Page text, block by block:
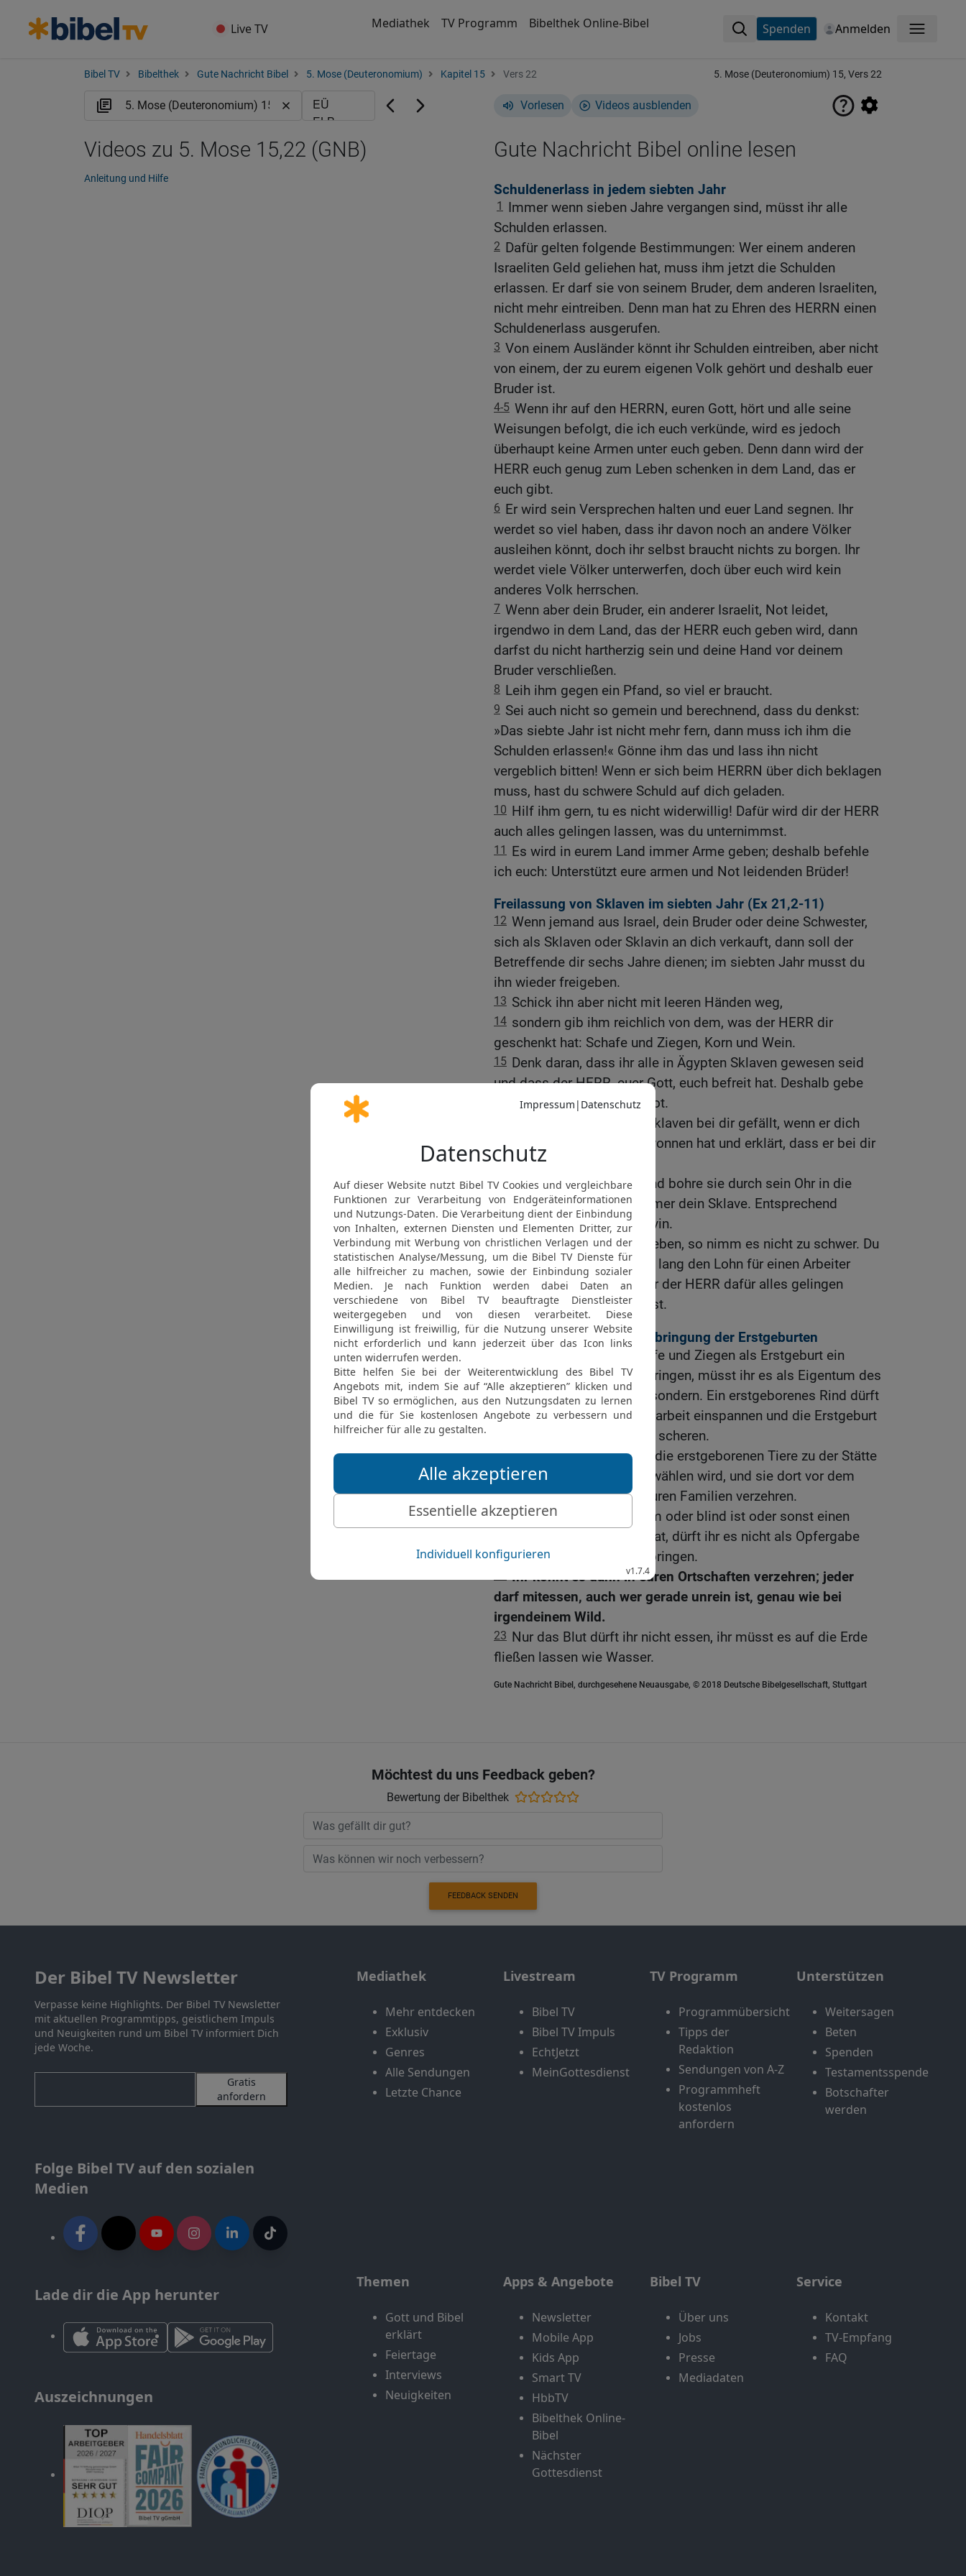
Live TV Mediathek TV Programm Bibelthek Online-Bibel Spenden Anmelden Menü
Bibel TV Bibelthek Gute Nachricht Bibel 5. Mose (Deuteronomium) Kapitel 15 Vers 22 5. Mose (Deuteronomium) 15, Vers 22
Vorlesen Videos ausblenden
Gute Nachricht Bibel online lesen
Schuldenerlass in jedem siebten Jahr
1
Immer wenn sieben Jahre vergangen sind, müsst ihr alle
Schulden erlassen.
2 Dafür gelten folgende Bestimmungen: Wer einem anderen
Israeliten Geld geliehen hat, muss ihm jetzt die Schulden
erlassen. Er darf sie von seinem Bruder, dem anderen Israeliten,
nicht mehr eintreiben. Denn man hat zu Ehren des HERRN einen
Schuldenerlass ausgerufen.
3 Von einem Ausländer könnt ihr Schulden eintreiben, aber nicht
von einem, der zu eurem eigenen Volk gehört und deshalb euer
Bruder ist.
4-5 Wenn ihr auf den HERRN, euren Gott, hört und alle seine
Weisungen befolgt, die ich euch verkünde, wird es jedoch
überhaupt keine Armen unter euch geben. Denn dann wird der
HERR euch genug zum Leben schenken in dem Land, das er
euch gibt.
6 Er wird sein Versprechen halten und euer Land segnen. Ihr
werdet so viel haben, dass ihr davon noch an andere Völker
ausleihen könnt, doch ihr selbst braucht nichts zu borgen. Ihr
werdet viele Völker unterwerfen, doch über euch wird kein
anderes Volk herrschen.
7 Wenn aber dein Bruder, ein anderer Israelit, Not leidet,
irgendwo in dem Land, das der HERR euch geben wird, dann
darfst du nicht hartherzig sein und deine Hand vor deinem
Bruder verschließen.
8 Leih ihm gegen ein Pfand, so viel er braucht.
9 Sei auch nicht so gemein und berechnend, dass du denkst:
»Das siebte Jahr ist nicht mehr fern, dann muss ich ihm die
Schulden erlassen!« Gönne ihm das und lass ihn nicht
vergeblich bitten! Wenn er sich beim HERRN über dich beklagen
muss, hast du schwere Schuld auf dich geladen.
10 Hilf ihm gern, tu es nicht widerwillig! Dafür wird dir der HERR
auch alles gelingen lassen, was du unternimmst.
11
Es wird in eurem Land immer Arme geben; deshalb befehle
ich euch: Unterstützt eure armen und Not leidenden Brüder!
Freilassung von Sklaven im siebten Jahr (Ex 21,2-11)
12 Wenn jemand aus Israel, dein Bruder oder deine Schwester,
sich als Sklaven oder Sklavin an dich verkauft, dann soll der
Betreffende dir sechs Jahre dienen; im siebten Jahr musst du
ihn wieder freigeben.
13 Schick ihn aber nicht mit leeren Händen weg,
14 sondern gib ihm reichlich von dem, was der HERR dir
geschenkt hat: Schafe und Ziegen, Korn und Wein.
15 Denk daran, dass ihr alle in Ägypten Sklaven gewesen seid
und dass der HERR, euer Gott, euch befreit hat. Deshalb gebe
ich euch heute dieses Gebot.
Wenn es aber deinem Sklaven bei dir gefällt, wenn er dich
und deine Familie lieb gewonnen hat und erklärt, dass er bei dir
bleiben will,
17 dann nimm eine Ahle und bohre sie durch sein Ohr in die
Haustür. Dann ist er für immer dein Sklave. Entsprechend
verfährst du mit einer Sklavin.
18 Musst du ihn aber freigeben, so nimm es nicht zu schwer. Du
hast durch ihn sechs Jahre lang den Lohn für einen Arbeiter
gespart. Außerdem wird dir der HERR dafür alles gelingen
lassen, was du unternimmst.
Bestimmungen für die Darbringung der Erstgeburten
Wenn eure Rinder, Schafe und Ziegen als Erstgeburt ein
männliches Tier zur Welt bringen, müsst ihr es als Eigentum des
HERRN, eures Gottes, aussondern. Ein erstgeborenes Rind dürft
ihr nicht für irgendeine Zugarbeit einspannen und die Erstgeburt
von Schaf oder Ziege nicht scheren.
20 Einmal im Jahr sollt ihr die erstgeborenen Tiere zu der Stätte
bringen, die der HERR auswählen wird, und sie dort vor dem
HERRN, eurem Gott, mit euren Familien verzehren.
21 Wenn das Tier aber lahm oder blind ist oder sonst einen
schwerwiegenden Fehler hat, dürft ihr es nicht als Opfergabe
zum HERRN, eurem Gott, bringen.
Ihr könnt es dann in euren Ortschaften verzehren; jeder
darf mitessen, auch wer gerade unrein ist, genau wie bei
irgendeinem Wild.
23 Nur das Blut dürft ihr nicht essen, ihr müsst es auf die Erde
fließen lassen wie Wasser.
Gute Nachricht Bibel, durchgesehene Neuausgabe, © 2018 Deutsche Bibelgesellschaft, Stuttgart
Videos zu 5. Mose 15,22 (GNB)
Anleitung und Hilfe
Möchtest du uns Feedback geben?
Bewertung der Bibelthek
FEEDBACK SENDEN
Der Bibel TV Newsletter
Verpasse keine Highlights. Der Bibel TV Newsletter
mit aktuellen Programmtipps, geistlichem Impuls
und Neuigkeiten rund um Bibel TV informiert Dich
jede Woche.
Gratis
anfordern
Folge Bibel TV auf den sozialen
Medien
Lade dir die App herunter
Auszeichnungen
Mediathek
Mehr entdecken
Exklusiv
Genres
Alle Sendungen
Letzte Chance
Livestream
Bibel TV
Bibel TV Impuls
EchtJetzt
MeinGottesdienst
TV Programm
Programmübersicht
Tipps der
Redaktion
Sendungen von A-Z
Programmheft
kostenlos
anfordern
Unterstützen
Weitersagen
Beten
Spenden
Testamentsspende
Botschafter
werden
Themen
Gott und Bibel
erklärt
Feiertage
Interviews
Neuigkeiten
Apps & Angebote
Newsletter
Mobile App
Kids App
Smart TV
HbbTV
Bibelthek Online-
Bibel
Nächster
Gottesdienst
Bibel TV
Über uns
Jobs
Presse
Mediadaten
Service
Kontakt
TV-Empfang
FAQ